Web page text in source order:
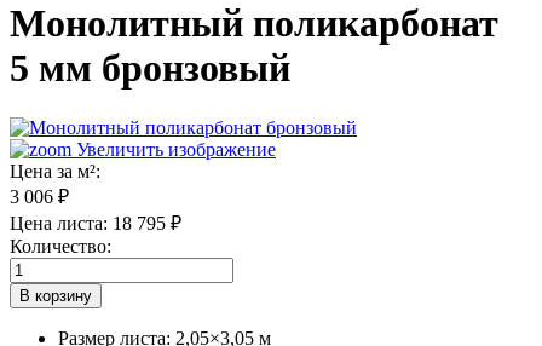
Монолитный поликарбонат
5 мм бронзовый
Увеличить изображение
Цена за м²:
3 006 ₽
Цена листа: 18 795 ₽
Количество:
Размер листа: 2,05×3,05 м